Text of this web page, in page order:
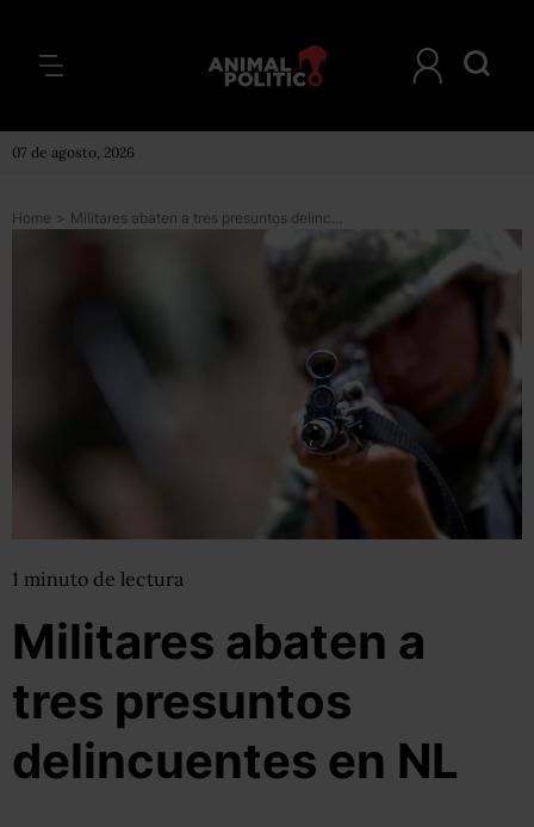
07 de agosto, 2026
Home > Militares abaten a tres presuntos delincuentes en NL
1 minuto de lectura
Militares abaten a
tres presuntos
delincuentes en NL